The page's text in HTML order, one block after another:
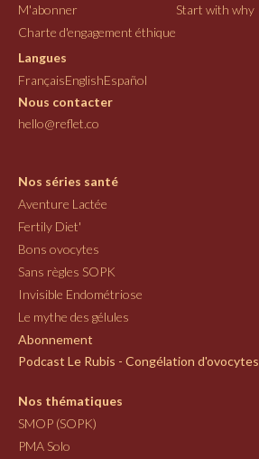
M'abonner
Start with why
Charte d'engagement éthique
Langues
FrançaisEnglishEspañol
Nous contacter
hello@reflet.co
Nos séries santé
Aventure Lactée
Fertily Diet'
Bons ovocytes
Sans règles SOPK
Invisible Endométriose
Le mythe des gélules
Abonnement
Podcast Le Rubis - Congélation d'ovocytes
Nos thématiques
SMOP (SOPK)
PMA Solo